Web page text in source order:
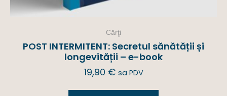
Cărţi
POST INTERMITENT: Secretul sănătății și
longevității – e-book
19,90 € sa PDV